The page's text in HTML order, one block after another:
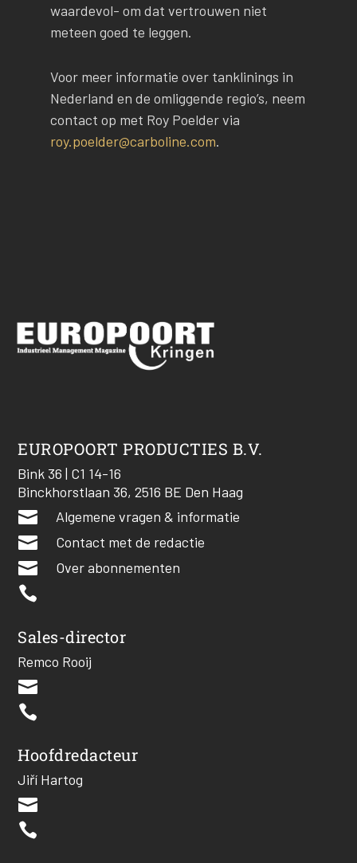
waardevol- om dat vertrouwen niet
meteen goed te leggen.
Voor meer informatie over tanklinings in
Nederland en de omliggende regio’s, neem
contact op met Roy Poelder via
roy.poelder@carboline.com.
EUROPOORT PRODUCTIES B.V.
Bink 36 | C1 14-16
Binckhorstlaan 36, 2516 BE Den Haag
 Algemene vragen & informatie
 Contact met de redactie
 Over abonnementen

Sales-director
Remco Rooij


Hoofdredacteur
Jiří Hartog

